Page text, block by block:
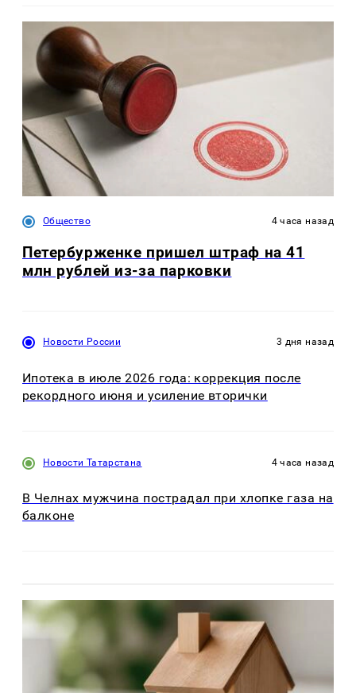
Общество 4 часа назад
Петербурженке пришел штраф на 41
млн рублей из-за парковки
Новости России 3 дня назад
Ипотека в июле 2026 года: коррекция после
рекордного июня и усиление вторички
Новости Татарстана 4 часа назад
В Челнах мужчина пострадал при хлопке газа на
балконе